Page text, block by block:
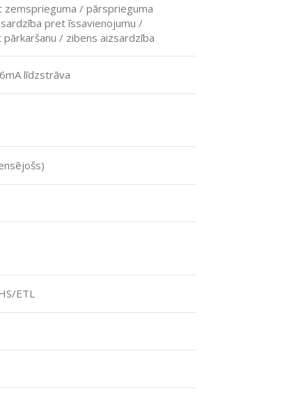
zemsprieguma / pārsprieguma
pret īssavienojumu /
/ zibens aizsardzība
līdzstrāva
ETL